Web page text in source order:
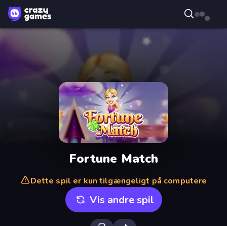
Fortune Match
Dette spil er kun tilgængeligt på computere
Vis andre spil